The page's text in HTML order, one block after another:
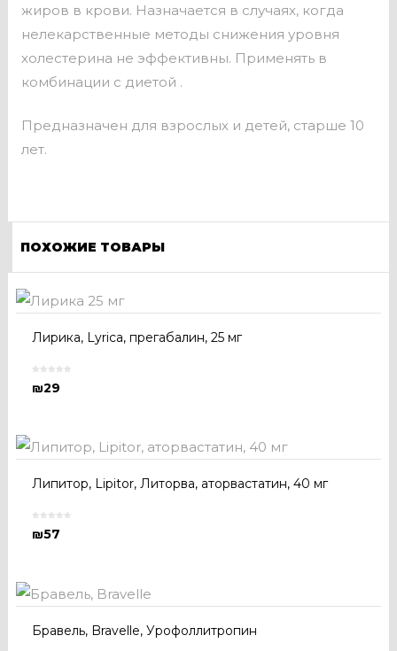
жиров в крови. Назначается в случаях, когда
нелекарственные методы снижения уровня
холестерина не эффективны. Применять в
комбинации с диетой .
Предназначен для взрослых и детей, старше 10
лет.
ПОХОЖИЕ ТОВАРЫ
Лирика, Lyrica, прегабалин, 25 мг
₪29
Липитор, Lipitor, Литорва, аторвастатин, 40 мг
₪57
Бравель, Bravelle, Урофоллитропин